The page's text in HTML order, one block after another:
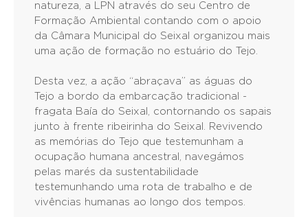
natureza, a LPN através do seu Centro de
Formação Ambiental contando com o apoio
da Câmara Municipal do Seixal organizou mais
uma ação de formação no estuário do Tejo.
Desta vez, a ação “abraçava” as águas do
Tejo a bordo da embarcação tradicional -
fragata Baía do Seixal, contornando os sapais
junto à frente ribeirinha do Seixal. Revivendo
as memórias do Tejo que testemunham a
ocupação humana ancestral, navegámos
pelas marés da sustentabilidade
testemunhando uma rota de trabalho e de
vivências humanas ao longo dos tempos.